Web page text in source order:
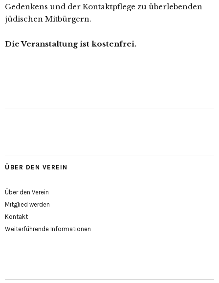
Gedenkens und der Kontaktpflege zu über­le­ben­den
jüdi­schen Mitbürgern.
Die Veranstaltung ist kostenfrei.
ÜBER DEN VEREIN
Über den Verein
Mitglied werden
Kontakt
Weiterführende Informationen